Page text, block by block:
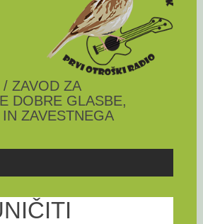
ZAVOD ZA
DOBRE GLASBE,
ZAVESTNEGA